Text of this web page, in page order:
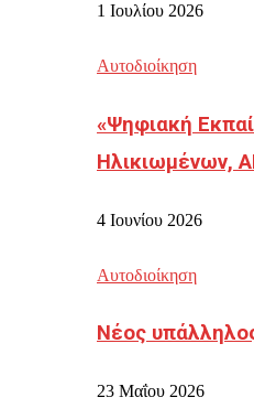
1 Ιουλίου 2026
Αυτοδιοίκηση
«Ψηφιακή
Ηλικιωμένων,
4 Ιουνίου 2026
Αυτοδιοίκηση
Νέος
23 Μαΐου 2026